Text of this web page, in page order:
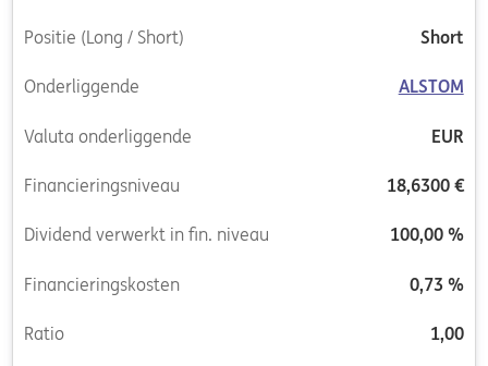
Positie (Long / Short) Short
Onderliggende ALSTOM
Valuta onderliggende EUR
Financieringsniveau 18,6300 €
Dividend verwerkt in fin. niveau 100,00 %
Financieringskosten 0,73 %
Ratio 1,00